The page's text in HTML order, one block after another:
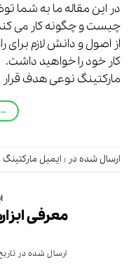
در این مقاله ما به شما
چیست و چگونه کار می
از اصول و دانش لازم برای
کار خود را خواهید
مارکتینگ نوعی هدف
←
ارسال شده در : ایمیل مارکتینگ
معرفی
ارسال شده در